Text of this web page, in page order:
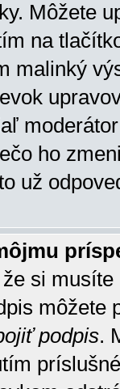
Môžete
na
malinký
ho
už
si
môžete
podpis.